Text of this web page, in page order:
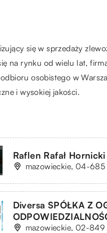
się w sprzedaży
na rynku od wielu lat,
osobistego w
i wysokiej jakości.
Raflen Rafał Hornicki
mazowieckie, 04-685
Diversa SPÓŁKA Z
mazowieckie, 02-849